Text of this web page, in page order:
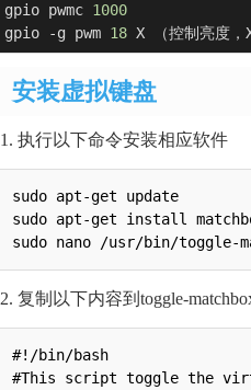
gpio pwmc 1000
gpio -g pwm 18 X （控制亮度，
安装虚拟键盘
1. 执行以下命令安装相应软件
sudo apt-get update
sudo apt-get install
2. 复制以下内容到toggle-
#!/bin/bash
#This script toggle the